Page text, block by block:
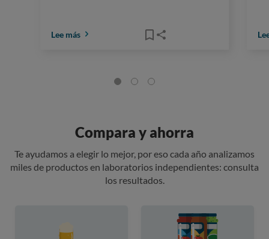
Lee más
Compara y ahorra
Te ayudamos a elegir lo mejor, por eso cada año analizamos
miles de productos en laboratorios independientes: consulta
los resultados.